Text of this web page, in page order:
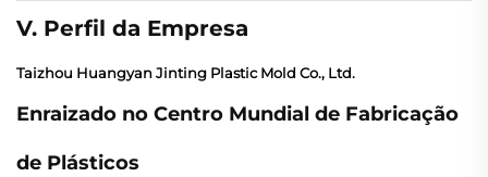
V. Perfil da Empresa
Taizhou Huangyan Jinting Plastic Mold Co., Ltd.
Enraizado no Centro Mundial de Fabricação
de Plásticos